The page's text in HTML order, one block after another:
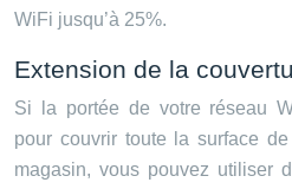
WiFi jusqu’à 25%.
Extension de la
Si la portée de votre réseau
pour couvrir toute la surface
magasin, vous pouvez utiliser